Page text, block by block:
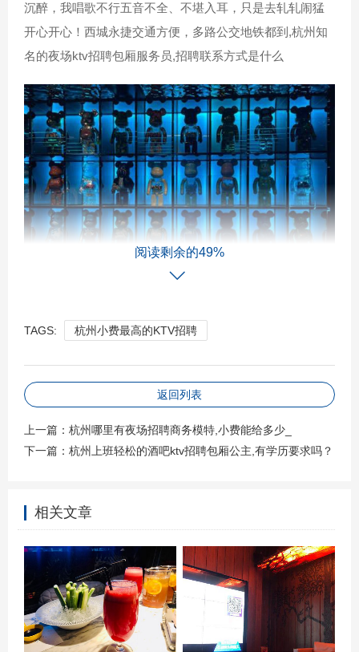
沉醉，我唱歌不行五音不全、不堪入耳，只是去轧轧闹猛
开心开心！西城永捷交通方便，多路公交地铁都到,杭州知
名的夜场ktv招聘包厢服务员,招聘联系方式是什么
麦秀总助李云岚道德败坏，欺骗感情，整天以加班为由勾
阅读剩余的49%
TAGS: 杭州小费最高的KTV招聘
返回列表
上一篇： 杭州哪里有夜场招聘商务模特,小费能给多少_
下一篇： 杭州上班轻松的酒吧ktv招聘包厢公主,有学历要求吗？
相关文章